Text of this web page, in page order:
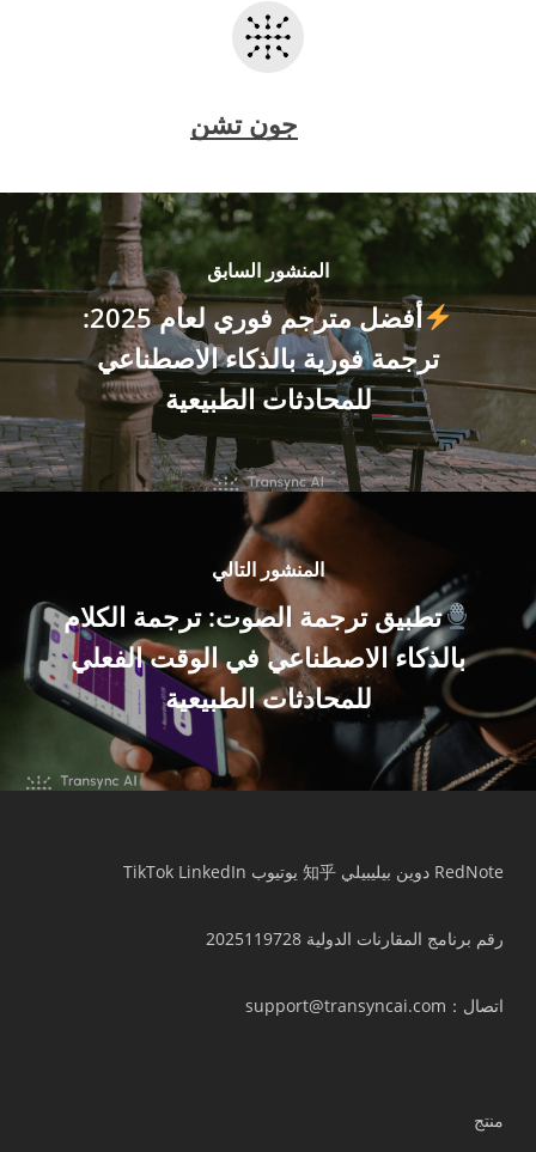
جون تشن
المنشور السابق
أفضل مترجم فوري لعام 2025:
ترجمة فورية بالذكاء الاصطناعي
للمحادثات الطبيعية
المنشور التالي
تطبيق ترجمة الصوت: ترجمة الكلام
بالذكاء الاصطناعي في الوقت الفعلي
للمحادثات الطبيعية
RedNote دوين بيليبيلي 知乎 يوتيوب TikTok LinkedIn
رقم برنامج المقارنات الدولية 2025119728
اتصال ：support@transyncai.com
منتج